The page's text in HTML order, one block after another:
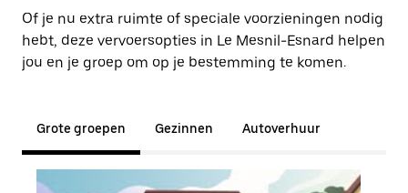
Of je nu extra ruimte of speciale voorzieningen nodig
hebt, deze vervoersopties in Le Mesnil-Esnard helpen
jou en je groep om op je bestemming te komen.
Grote groepen Gezinnen Autoverhuur